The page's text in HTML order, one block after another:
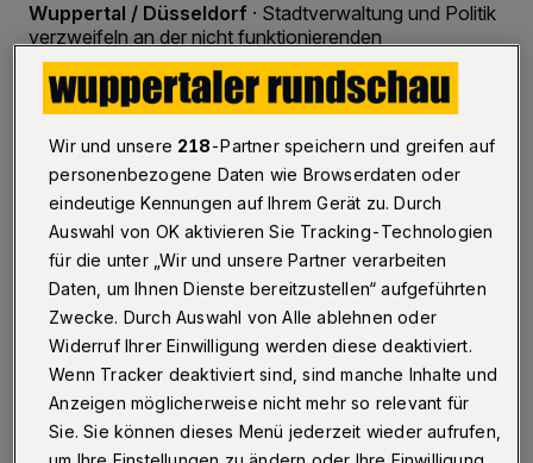
Wuppertal / Düsseldorf · Stadtverwaltung und Politik
verzweifeln an der nicht funktionierenden
Zusammenarbeit mit dem Landesbetrieb
"Straßen.NRW". Im Verkehrsausschuss war sogar von
"Machenschaften" die Rede ...
30.06.2016 , 14:47 Uhr 2 Minuten Lesezeit
A ngestoßen hatte das Ganze Thomas
Wir und unsere 218-Partner speichern und greifen auf
personenbezogene Daten wie Browserdaten oder
eindeutige Kennungen auf Ihrem Gerät zu. Durch
Auswahl von OK aktivieren Sie Tracking-Technologien
für die unter „Wir und unsere Partner verarbeiten
Daten, um Ihnen Dienste bereitzustellen“ aufgeführten
Zwecke. Durch Auswahl von Alle ablehnen oder
Widerruf Ihrer Einwilligung werden diese deaktiviert.
Wenn Tracker deaktiviert sind, sind manche Inhalte und
Anzeigen möglicherweise nicht mehr so relevant für
Sie. Sie können dieses Menü jederzeit wieder aufrufen,